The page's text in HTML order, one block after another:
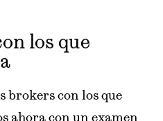
los que
brokers con los que
ahora con un examen